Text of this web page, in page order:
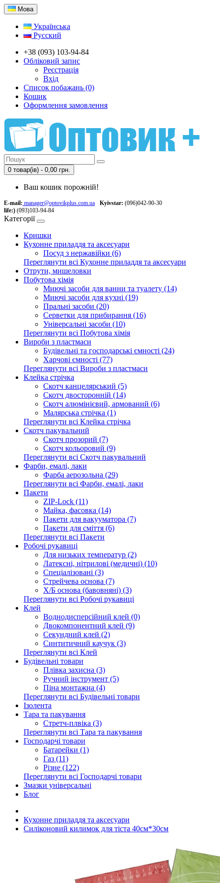
Мова
Українська
Русский
+38 (093) 103-94-84
Обліковий запис
Реєстрація
Вхід
Список побажань (0)
Кошик
Оформлення замовлення
0 товар(ів) - 0,00 грн.
Ваш кошик порожній!
E-mail: manager@optovikplus.com.ua Kyivstar: (096)042-90-30
life:) (093)103-94-84
Категорії
Кришки
Кухонне приладдя та аксесуари
Посуд з нержавійки (6)
Переглянути всі Кухонне приладдя та аксесуари
Отрути, мишеловки
Побутова хімія
Миючі засоби для ванни та туалету (14)
Миючі засоби для кухні (19)
Пральні засоби (20)
Серветки для прибирання (16)
Універсальні засоби (10)
Переглянути всі Побутова хімія
Вироби з пластмаси
Будівельні та господарські ємності (24)
Харчові ємності (77)
Переглянути всі Вироби з пластмаси
Клейка стрічка
Скотч канцелярський (5)
Скотч двосторонній (14)
Скотч алюмінієвий, армований (6)
Малярська стрічка (1)
Переглянути всі Клейка стрічка
Скотч пакувальний
Скотч прозорий (7)
Скотч кольоровий (9)
Переглянути всі Скотч пакувальний
Фарби, емалі, лаки
Фарба аерозольна (29)
Переглянути всі Фарби, емалі, лаки
Пакети
ZIP-Lock (11)
Майка, фасовка (14)
Пакети для вакууматора (7)
Пакети для сміття (6)
Переглянути всі Пакети
Робочі рукавиці
Для низьких температур (2)
Латексні, нітрилові (медичні) (10)
Спеціалізовані (3)
Стрейчева основа (7)
Х/Б основа (бавовняні) (3)
Переглянути всі Робочі рукавиці
Клей
Воднодисперсійний клей (0)
Двокомпонентний клей (9)
Секундний клей (2)
Синтитичний каучук (3)
Переглянути всі Клей
Будівельні товари
Плівка захисна (3)
Ручний інструмент (5)
Піна монтажна (4)
Переглянути всі Будівельні товари
Ізолента
Тара та пакування
Стретч-плвіка (3)
Переглянути всі Тара та пакування
Господарчі товари
Батарейки (1)
Газ (11)
Різне (122)
Переглянути всі Господарчі товари
Змазки універсальні
Блог
Кухонне приладдя та аксесуари
Силіконовий килимок для тіста 40см*30см